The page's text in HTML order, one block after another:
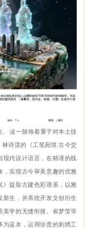
这一脉络着重于对本土技
诗淇的《工笔宛境·古今交
代设计语言，在精谨的线
实现古今审美意趣的优雅
提取古建色彩谱系，以雅
生，并系统开发文创衍生
学的无缝衔接。崔梦莹等
为蓝本，运用珍贵的刺绣工